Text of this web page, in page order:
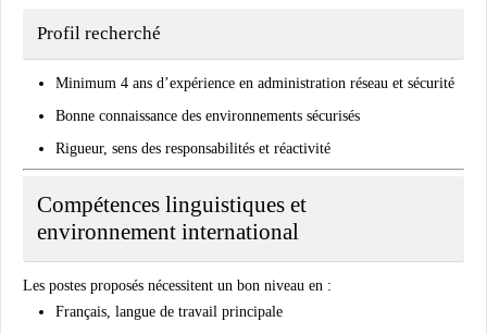
Profil recherché
Minimum 4 ans d’expérience en administration réseau et sécurité
Bonne connaissance des environnements sécurisés
Rigueur, sens des responsabilités et réactivité
Compétences linguistiques et
environnement international
Les postes proposés nécessitent un bon niveau en :
Français , langue de travail principale